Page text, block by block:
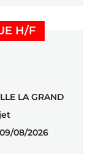
H/F(Nouvelle
LA GRAND
09/08/2026